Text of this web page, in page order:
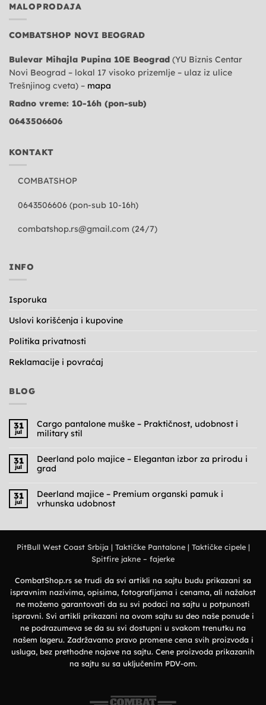
MALOPRODAJA
COMBATSHOP NOVI BEOGRAD
Bulevar Mihajla Pupina 10E Beograd (YU Biznis Centar
Novi Beograd – lokal 17 visoko prizemlje – ulaz iz ulice
Trešnjinog cveta) – mapa
Radno vreme: 10-16h (pon-sub)
0643506606
KONTAKT
COMBATSHOP
0643506606 (pon-sub 10-16h)
combatshop.rs@gmail.com (24/7)
INFO
Isporuka
Uslovi korišćenja i kupovine
Politika privatnosti
Reklamacije i povraćaj
BLOG
31
jul
Cargo pantalone muške – Praktičnost, udobnost i
military stil
na
Cargo
pantalone
muške
Praktičnost,
udobnost
i
military
31
jul
Deerland polo majice – Elegantan izbor za prirodu i
grad
na
Deerland
polo
izbor
prirodu
i
31
jul
Deerland majice – Premium organski pamuk i
vrhunska udobnost
–
vrhunska
udobnost
PitBull West Coast Srbija | Taktičke Pantalone| Taktičke cipele|
Spitfire jakne – fajerke
CombatShop.rs se trudi da svi artikli na sajtu budu prikazani sa
ispravnim nazivima, opisima, fotografijama i cenama, ali nažalost
ne možemo garantovati da su svi podaci na sajtu u potpunosti
ispravni. Svi artikli prikazani na ovom sajtu su deo naše ponude i
ne podrazumeva se da su svi dostupni u svakom trenutku na
našem lageru. Zadržavamo pravo promene cena svih proizvoda i
usluga, bez prethodne najave na sajtu. Cene proizvoda prikazanih
na sajtu su sa uključenim PDV-om.